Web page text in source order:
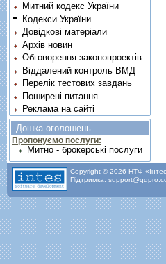
Митний кодекс України
Кодекси України
Довідкові матеріали
Архів новин
Обговорення законопроектів
Віддалений контроль ВМД
Перелік тестових завдань
Поширені питання
Реклама на сайті
Дошка оголошень
Пропонуємо послуги:
Митно - брокерські послуги
Copyright © 2026 НТФ
Підтримка: